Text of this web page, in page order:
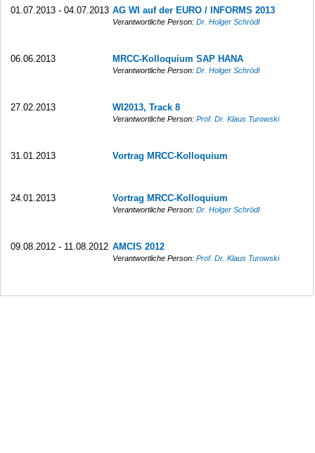
01.07.2013 - 04.07.2013 AG WI auf der EURO / INFORMS 2013
Verantwortliche Person:Dr. Holger Schrödl
06.06.2013 MRCC-Kolloquium SAP HANA
Verantwortliche Person:Dr. Holger Schrödl
27.02.2013 WI2013, Track 8
Verantwortliche Person:Prof. Dr. Klaus Turowski
31.01.2013 Vortrag MRCC-Kolloquium
24.01.2013 Vortrag MRCC-Kolloquium
Verantwortliche Person:Dr. Holger Schrödl
09.08.2012 - 11.08.2012 AMCIS 2012
Verantwortliche Person:Prof. Dr. Klaus Turowski